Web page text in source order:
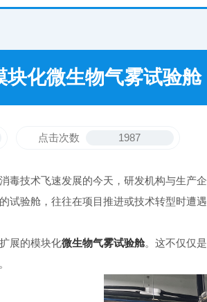
块化微生物气雾试验
点击次数 1987
技术飞速发展的今天，研发机构与生产
试验舱，往往在项目推进或技术转型时
展的模块化微生物气雾试验舱。这不仅仅